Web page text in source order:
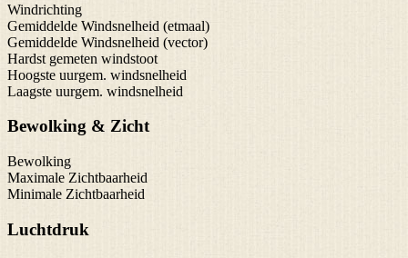
Windrichting
Gemiddelde Windsnelheid (etmaal)
Gemiddelde Windsnelheid (vector)
Hardst gemeten windstoot
Hoogste uurgem. windsnelheid
Laagste uurgem. windsnelheid
Bewolking & Zicht
Bewolking
Maximale Zichtbaarheid
Minimale Zichtbaarheid
Luchtdruk